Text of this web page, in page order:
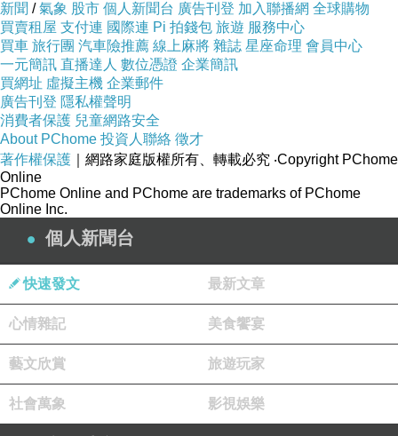
新聞 /氣象 股市 個人新聞台 廣告刊登 加入聯播網 全球購物
買賣租屋 支付連 國際連 Pi 拍錢包 旅遊 服務中心
買車 旅行團 汽車險推薦 線上麻將 雜誌 星座命理 會員中心
一元簡訊 直播達人 數位憑證 企業簡訊
買網址 虛擬主機 企業郵件
廣告刊登 隱私權聲明
消費者保護 兒童網路安全
About PChome 投資人聯絡 徵才
著作權保護 ｜網路家庭版權所有、轉載必究 ‧Copyright PChome
Online
PChome Online and PChome are trademarks of PChome
Online Inc.
個人新聞台
快速發文 最新文章
心情雜記 美食饗宴
藝文欣賞 旅遊玩家
社會萬象 影視娛樂